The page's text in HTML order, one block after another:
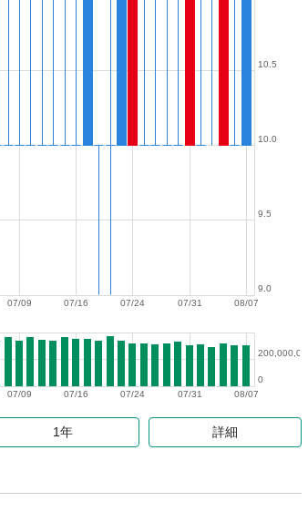
08/07
07/31
07/24
07/16
07/09
9.0
9.5
10.0
10.5
08/07
07/31
07/24
07/16
07/09
0
200,000,000
1年 詳細